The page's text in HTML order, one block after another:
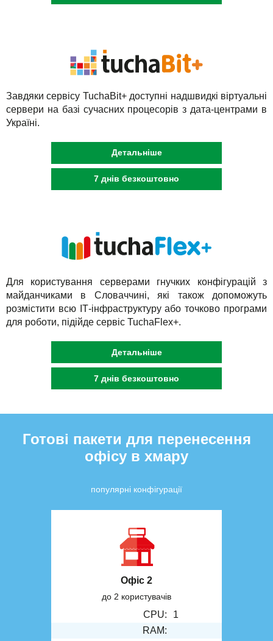
Завдяки сервісу TuchaBit+ доступні надшвидкі віртуальні
сервери на базі сучасних процесорів з дата-центрами в
Україні.
Детальніше
7 днів безкоштовно
Для користування серверами гнучких конфігурацій з
майданчиками в Словаччині, які також допоможуть
розмістити всю ІТ-інфраструктуру або точково програми
для роботи, підійде сервіс TuchaFlex+.
Детальніше
7 днів безкоштовно
Готові пакети для перенесення
офісу в хмару
популярні конфігурації
Офіс 2
до 2 користувачів
CPU:
1
RAM: